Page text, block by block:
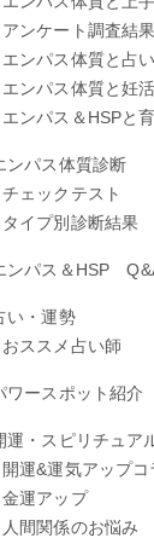
アンケート調査結
エンパス体質と占
エンパス体質と妊活
エンパス＆HSPと
ンパス体質診断
チェックテスト
タイプ別診断結果
ンパス＆HSP
い・運勢
おススメ占い師
ワースポット紹介
運・スピリチュア
開運&運気アップコ
金運アップ
人間関係のお悩み